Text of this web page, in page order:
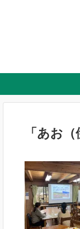
「 あお（